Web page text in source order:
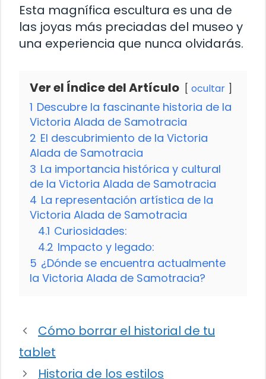
Esta magnífica escultura es una de
las joyas más preciadas del museo y
una experiencia que nunca olvidarás.
Ver el Índice del Artículo ocultar
1 Descubre la fascinante historia de la
Victoria Alada de Samotracia
2 El descubrimiento de la Victoria
Alada de Samotracia
3 La importancia histórica y cultural
de la Victoria Alada de Samotracia
4 La representación artística de la
Victoria Alada de Samotracia
4.1 Curiosidades:
4.2 Impacto y legado:
5 ¿Dónde se encuentra actualmente
la Victoria Alada de Samotracia?
Cómo borrar el historial de tu
tablet
Historia de los estilos